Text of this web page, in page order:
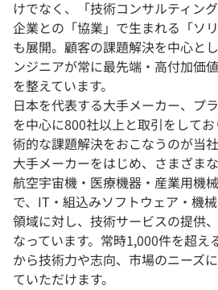
けでなく、「技術コンサルティン
企業との「協業」で生まれる「ソ
も展開。顧客の課題解決を中心と
ンジニアが常に最先端・高付加価
を整えています。
日本を代表する大手メーカー、プ
を中心に800社以上と取引をして
術的な課題解決をおこなうのが当
大手メーカーをはじめ、さまざま
航空宇宙機・医療機器・産業用機
で、IT・組込みソフトウェア・機
領域に対し、技術サービスの提供
なっています。常時1,000件を超え
から技術力や志向、市場のニーズ
ていただけます。